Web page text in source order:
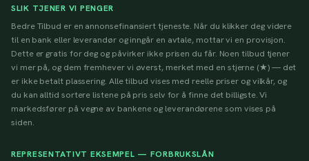
SLIK TJENER VI PENGER
Bedre Tilbud er en annonsefinansiert tjeneste. Når du klikker deg videre
til en bank eller leverandør og inngår en avtale, mottar vi en provisjon.
Dette er gratis for deg og påvirker ikke prisen du får. Noen tilbud tjener
vi mer på, og dem fremhever vi øverst, merket med en stjerne (★) — det
er ikke betalt plassering. Alle tilbud vises med reelle priser og vilkår, og
du kan alltid sortere listene på pris selv for å finne det billigste. Vi
markedsfører på vegne av bankene og leverandørene som vises på
siden.
REPRESENTATIVT EKSEMPEL — FORBRUKSLÅN